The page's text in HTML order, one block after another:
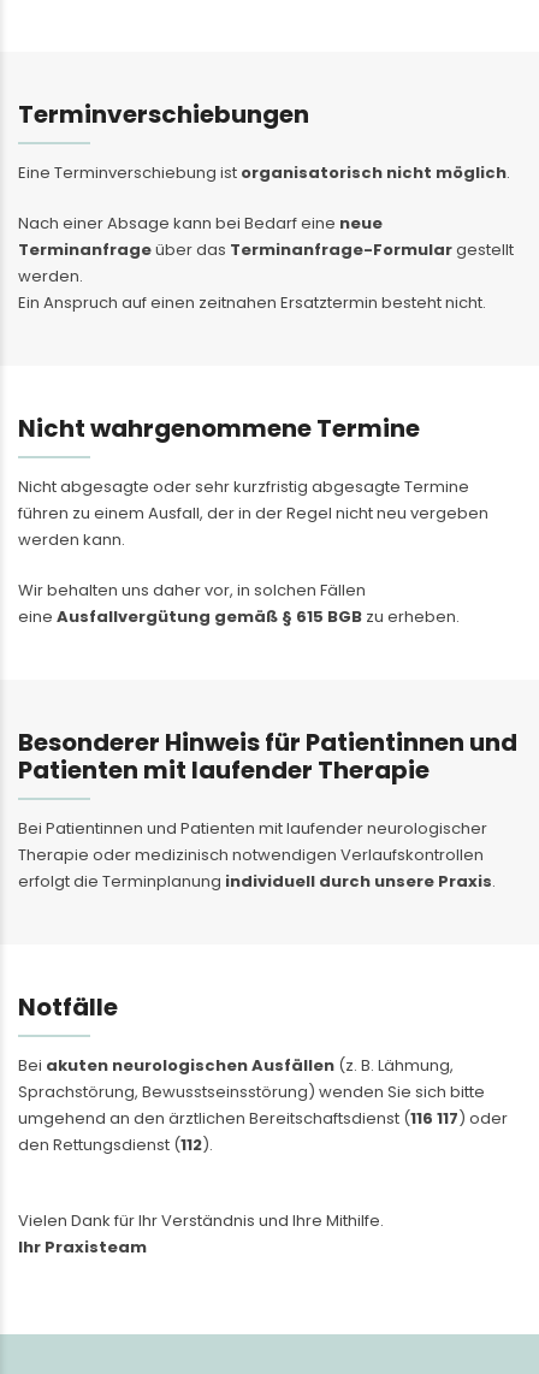
Terminverschiebungen
Eine Terminverschiebung ist organisatorisch nicht möglich.
Nach einer Absage kann bei Bedarf eine neue
Terminanfrageüber das Terminanfrage-Formulargestellt
werden.
Ein Anspruch auf einen zeitnahen Ersatztermin besteht nicht.
Nicht wahrgenommene Termine
Nicht abgesagte oder sehr kurzfristig abgesagte Termine
führen zu einem Ausfall, der in der Regel nicht neu vergeben
werden kann.
Wir behalten uns daher vor, in solchen Fällen
eine Ausfallvergütung gemäß § 615 BGB zu erheben.
Besonderer Hinweis für Patientinnen und
Patienten mit laufender Therapie
Bei Patientinnen und Patienten mit laufender neurologischer
Therapie oder medizinisch notwendigen Verlaufskontrollen
erfolgt die Terminplanung individuell durch unsere Praxis.
Notfälle
Bei akuten neurologischen Ausfällen (z. B. Lähmung,
Sprachstörung, Bewusstseinsstörung) wenden Sie sich bitte
umgehend an den ärztlichen Bereitschaftsdienst (116 117) oder
den Rettungsdienst (112).
Vielen Dank für Ihr Verständnis und Ihre Mithilfe.
Ihr Praxisteam